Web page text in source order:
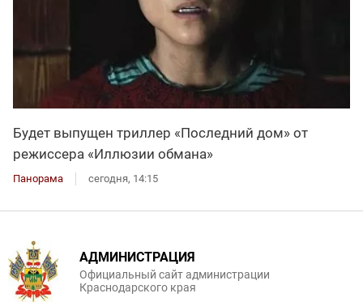
Будет выпущен триллер «Последний дом» от
режиссера «Иллюзии обмана»
Панорама сегодня, 14:15
АДМИНИСТРАЦИЯ
Официальный сайт администрации
Краснодарского края